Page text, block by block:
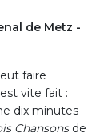
de Metz -
faire
vite fait :
dix minutes
Chansonsde